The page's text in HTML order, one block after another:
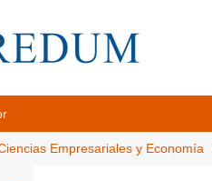
Empresariales y Economía